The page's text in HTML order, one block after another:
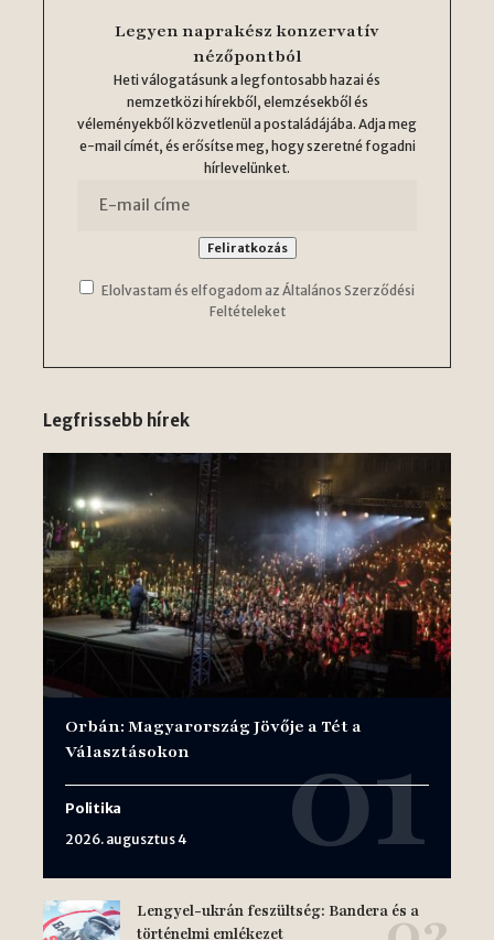
Legyen naprakész konzervatív
nézőpontból
Heti válogatásunk a legfontosabb hazai és
nemzetközi hírekből, elemzésekből és
véleményekből közvetlenül a postaládájába. Adja meg
e-mail címét, és erősítse meg, hogy szeretné fogadni
hírlevelünket.
Elolvastam és elfogadom az Általános Szerződési
Feltételeket
Legfrissebb hírek
Orbán: Magyarország Jövője a Tét a
Választásokon
Politika
2026. augusztus 4
Lengyel-ukrán feszültség: Bandera és a
történelmi emlékezet